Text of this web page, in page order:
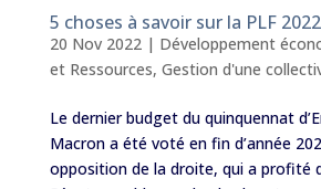
5 choses à savoir sur la PLF 2022
20 Nov 2022| Développement
et Ressources, Gestion d'une
Le dernier budget du quinquennat
Macron a été voté en fin d’année
opposition de la droite, qui a profité